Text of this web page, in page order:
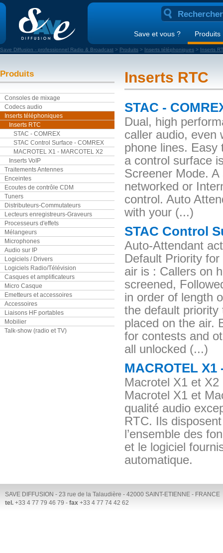
Save et vous ? Produits
Save Diffusion - professionnel Radio & Broadcast > Produits > Inserts téléphoniques > Inserts
Produits
Consoles de mixage
Codecs audio
Inserts téléphoniques
Inserts RTC
STAC - COMREX
STAC Control Surface - COMREX
MACROTEL X1 - MARCOTEL X2
Inserts VoIP
Traitements Antennes
Enceintes
Ecoutes de contrôle CDM
Tuners
Distributeurs-Commutateurs
Lecteurs enregistreurs-Graveurs
Processeurs d'effets
Mélangeurs
Microphones
Audio sur IP
Logiciels / Drivers
Logiciels Radio/Télévision
Casques et amplificateurs
Micro Casque
Emetteurs et accessoires
Accessoires
Liaisons HF portables
Mobilier
Talk-show (radio et TV)
Inserts RTC
STAC -
Dual, high
caller audio, even
phone lines. Easy
a control surface
Screener Mode.
networked or
control. Auto
with your (...)
STAC Control
Auto-Attendant
Default Priority
air is : Callers on
screened,
in order of length
the default
placed on the air.
for contests and
all unlocked (...)
MACROTEL X1
Macrotel X1 et
Macrotel X1 et
qualité audio
RTC. Ils
l’ensemble des
et le logiciel
automatique.
SAVE DIFFUSION - 23 rue de la Talaudière - 42000 SAINT-ETIENNE - FRANCE
tel. +33 4 77 79 46 79 - fax +33 4 77 74 42 62